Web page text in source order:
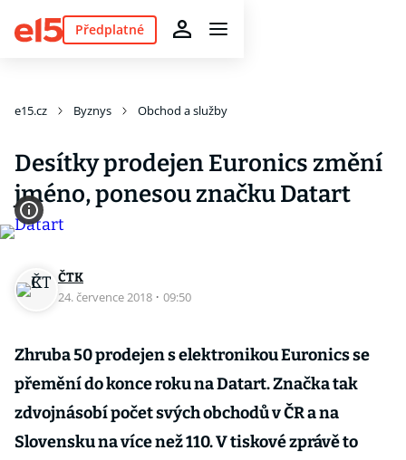
Předplatné
e15.cz Byznys Obchod a služby
Desítky prodejen Euronics změní
jméno, ponesou značku Datart
ČTK
24. července 2018 · 09:50
Zhruba 50 prodejen s elektronikou Euronics se
přemění do konce roku na Datart. Značka tak
zdvojnásobí počet svých obchodů v ČR a na
Slovensku na více než 110. V tiskové zprávě to